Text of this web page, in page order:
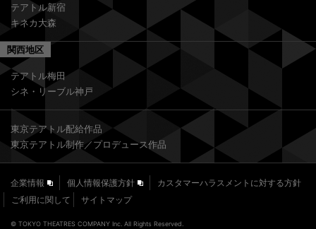
テアトル新宿
キネカ大森
関西地区
テアトル梅田
シネ・リーブル神戸
東京テアトル配給作品
東京テアトル制作／プロデュース作品
企業情報 個人情報保護方針
カスタマーハラスメントに対する方針
ご利用に関して
サイトマップ
© TOKYO THEATRES COMPANY Inc. All Rights Reserved.